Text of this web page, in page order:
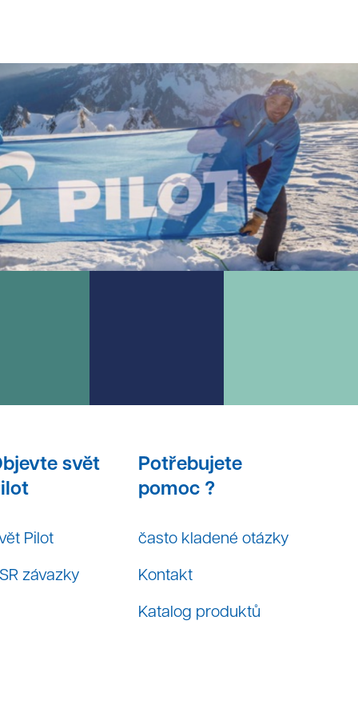
svět
Pilot
závazky
Potřebujete
pomoc ?
často kladené otázky
Kontakt
Katalog produktů